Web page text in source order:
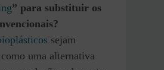
” para substituir os
sejam
uma alternativa